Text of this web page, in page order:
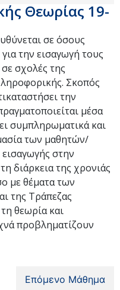
Θεωρίας 19-
σε όσους
την εισαγωγή τους
σχολές της
Σκοπός
την
μέσα
συμπληρωματικά και
των μαθητών/
εισαγωγής στην
διάρκεια της χρονιάς
με θέματα των
της Τράπεζας
θεωρία και
προβληματίζουν
Επόμενο Μάθημα